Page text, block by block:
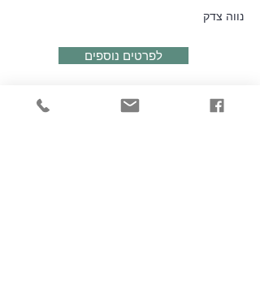
נווה צדק
לפרטים נוספים